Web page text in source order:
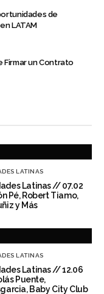
de
LATAM
Firmar un Contrato
LATINAS
Latinas // 07.02
Pé, Robert Tiamo,
y Más
LATINAS
Latinas // 12.06
Puente,
Baby City Club